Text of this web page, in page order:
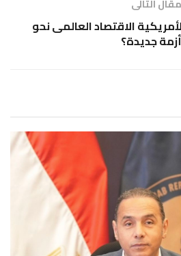
التالى
الاقتصاد العالمى نحو
أزمة جديدة؟